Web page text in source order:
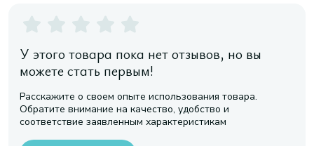
У этого товара пока нет отзывов, но вы
можете стать первым!
Расскажите о своем опыте использования товара.
Обратите внимание на качество, удобство и
соответствие заявленным характеристикам